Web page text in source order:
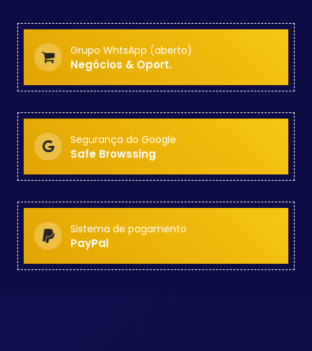
Grupo WhtsApp (aberto)
Negócios & Oport.
Segurança do Google
Safe Browssing
Sistema de pagamento
PayPal